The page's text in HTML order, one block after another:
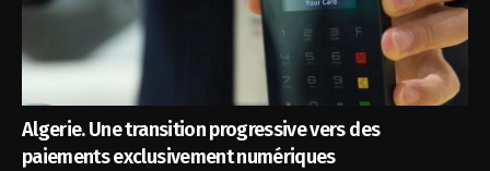
Algerie. Une transition progressive vers des
paiements exclusivement numériques